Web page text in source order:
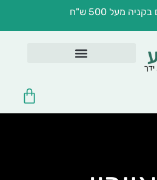
מעל 500 ש"ח
עגלת
קניות